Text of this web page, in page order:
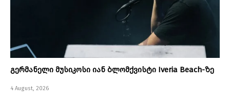
გერმანელი მუსიკოსი იან ბლომქვისტი Iveria Beach-ზე
4 August, 2026